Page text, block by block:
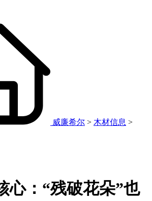
威廉希尔 > 木材信息 >
心：“残破花朵”也